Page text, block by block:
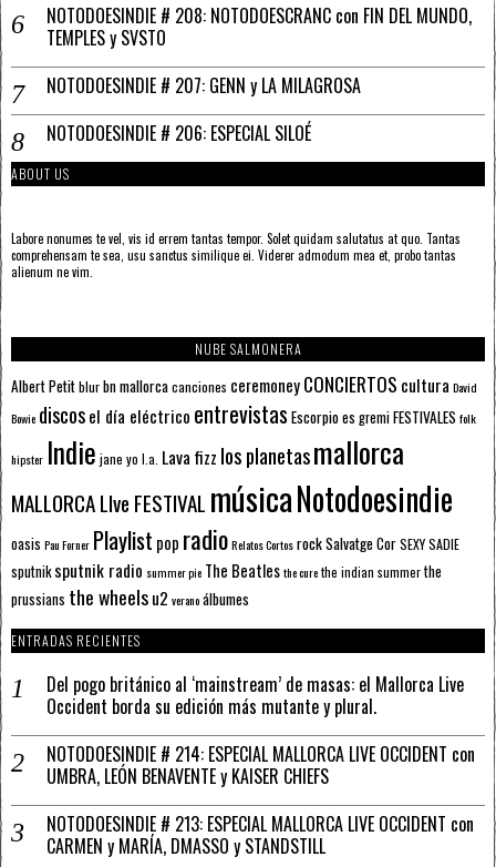
NOTODOESINDIE # 208: NOTODOESCRANC con FIN DEL MUNDO,
TEMPLES y SVSTO
NOTODOESINDIE # 207: GENN y LA MILAGROSA
NOTODOESINDIE # 206: ESPECIAL SILOÉ
ABOUT US
Labore nonumes te vel, vis id errem tantas tempor. Solet quidam salutatus at quo. Tantas
comprehensam te sea, usu sanctus similique ei. Viderer admodum mea et, probo tantas
alienum ne vim.
NUBE SALMONERA
Albert Petitblurbn mallorcacanciones ceremoneyCONCIERTOS cultura David
Bowie discosel día eléctrico entrevistas Escorpioes gremiFESTIVALES folk
hipster Indie jane yo l.a. Lava fizz los planetasmallorca
MALLORCA LIve FESTIVAL músicaNotodoesindie
oasis Pau Forner Playlist pop radioRelatos CortosrockSalvatge CorSEXY SADIE
sputnik sputnik radio summer pie The Beatlesthe curethe indian summerthe
prussians the wheelsu2 veranoálbumes
ENTRADAS RECIENTES
Del pogo británico al ‘mainstream’ de masas: el Mallorca Live
Occident borda su edición más mutante y plural.
NOTODOESINDIE # 214: ESPECIAL MALLORCA LIVE OCCIDENT con
UMBRA, LEÓN BENAVENTE y KAISER CHIEFS
NOTODOESINDIE # 213: ESPECIAL MALLORCA LIVE OCCIDENT con
CARMEN y MARÍA, DMASSO y STANDSTILL